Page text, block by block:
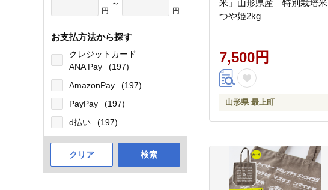
円
～
円
お支払方法から探す
クレジットカード
ANA Pay
(197)
AmazonPay
(197)
PayPay
(197)
d払い
(197)
クリア 検索
米」山形県産 特別栽培米
つや姫2kg
7,500円
山形県 最上町